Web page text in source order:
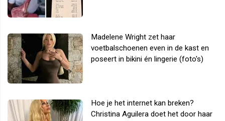
Madelene Wright zet haar
voetbalschoenen even in de kast en
poseert in bikini én lingerie (foto's)
Hoe je het internet kan breken?
Christina Aguilera doet het door haar